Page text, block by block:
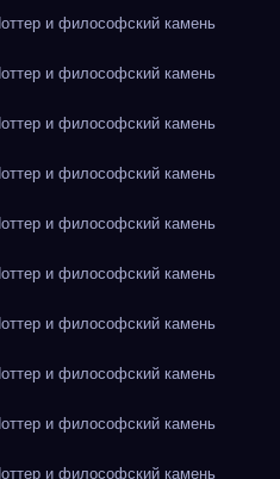
и философский камень
и философский камень
и философский камень
и философский камень
и философский камень
и философский камень
и философский камень
и философский камень
и философский камень
и философский камень